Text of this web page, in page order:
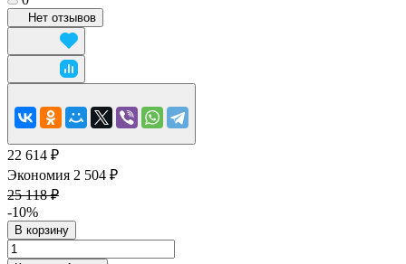
Нет отзывов
22 614 ₽
Экономия 2 504 ₽
25 118 ₽
-10%
В корзину